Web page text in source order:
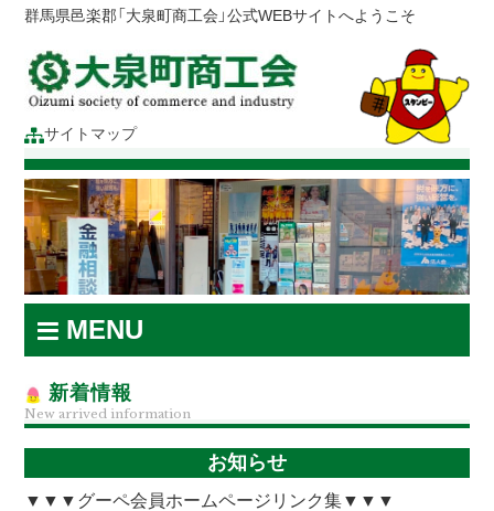
群馬県邑楽郡「大泉町商工会」公式WEBサイトへようこそ
サイトマップ
MENU
新着情報
New arrived information
お知らせ
▼▼▼グーペ会員ホームページリンク集▼▼▼